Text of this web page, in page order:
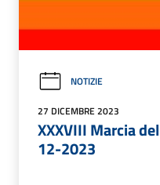
NOTIZIE
27 DICEMBRE 2023
XXXVIII Marcia
12-2023